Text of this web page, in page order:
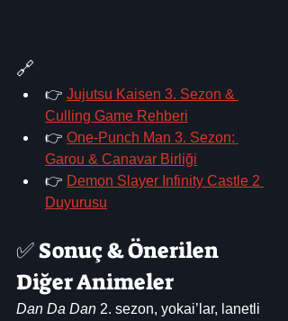
🔗
👉 Jujutsu Kaisen 3. Sezon &
Culling Game Rehberi
👉 One-Punch Man 3. Sezon:
Garou & Canavar Birliği
👉 Demon Slayer Infinity Castle 2
Duyurusu
✅ Sonuç & Önerilen
Diğer Animeler
Dan Da Dan 2. sezon, yokai’lar, lanetli